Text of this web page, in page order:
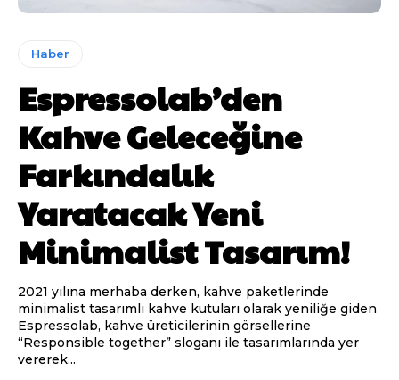
Haber
Espressolab’den
Kahve Geleceğine
Farkındalık
Yaratacak Yeni
Minimalist Tasarım!
2021 yılına merhaba derken, kahve paketlerinde
minimalist tasarımlı kahve kutuları olarak yeniliğe giden
Espressolab, kahve üreticilerinin görsellerine
“Responsible together” sloganı ile tasarımlarında yer
vererek...